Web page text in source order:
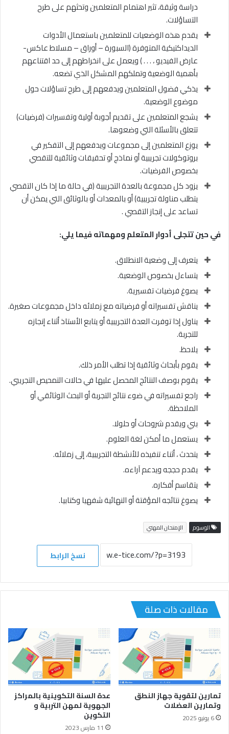
دراسة وثيقة، تثير اهتمام المتعلمين وتحثهم على طرح
التساؤلات.
يقدم هذه الوضعيات للمتعلمين باستعمال الأدوات
الديداكتيكية المتوفرة (السبورة – أوراق – مسلاط عاكس-
عارض الفيديو ، . . . ) ويعمل على انخراطهم إلى حد اقتناعهم
بأهمية الوضعية وتملكهم المشكل الذي تضعه.
يذكي فضول المتعلمين ويدفعهم إلى طرح تساؤلات حول
موضوع الوضعية.
يشجع المتعلمين على تقديم أجوبة أولية وتفسيرات (فرضيات)
تتعلق بالأسئلة التي وضعوها.
يوزع المتعلمين إلى مجموعات ويدفعهم إلى التفكير في
بروتوكولات تجريبية أو نماذج أو تحقيقات وثائقية للتقصي
بخصوص الفرضيات.
يزود كل مجموعة بالعدة التجريبية (في حالة ما إذا كان التقصي
يتطلب مناولة تجريبية) أو بالمعدات أو بالوثائق التي يمكن أن
تساعد على إنجاز التقصي .
في حين تتجلى أدوار المتعلم ومهماته فيما يلي:
يتعرف إلى وضعية الانطلاق.
يتساءل بخصوص الوضعية.
يصوغ فرضيات تفسيرية.
يناقش تفسيراته أو فرضياته مع زملائه داخل مجموعات صغيرة.
يناول إذا توفرت العدة التجريبية أو يتابع الأستاذ أثناء إنجازه
للتجربة.
يلاحظ.
يقوم بأبحاث وثائقية إذا تطلب الأمر ذلك.
يقوم بوصف النتائج المحصل عليها في حالات التمحيص التجريبي.
راجع تفسيراته في ضوء نتائج التجربة أو البحث الوثائقي أو
الملاحظة.
بني ويقدم شروحات أو حلولا.
يستعمل ما أمكن لغة العلوم.
يتحدث ، أثناء تنفيذه للأنشطة التجريبية، إلى زملائه.
يقدم حججه ويدعم آراءه.
يتقاسم أفكاره.
يصوغ نتائجه المؤقتة أو النهائية شفهيا وكتابيا.
الوسوم الإمتحان المهني
نسخ الرابط
مقالات ذات صلة
تمارين لتقوية جهاز النطق
وتمارين العضلات
6 يونيو 2025
عدة السنة التكوينية بالمراكز
الجهوية لمهن التربية و
التكوين
11 مارس 2023